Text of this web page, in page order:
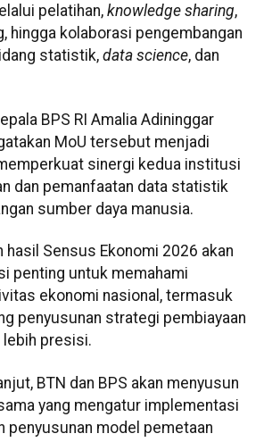
pelatihan, knowledge sharing,
hingga kolaborasi pengembangan
statistik, data science, dan
BPS RI Amalia Adininggar
MoU tersebut menjadi
sinergi kedua institusi
dan pemanfaatan data statistik
sumber daya manusia.
hasil Sensus Ekonomi 2026 akan
penting untuk memahami
ekonomi nasional, termasuk
penyusunan strategi pembiayaan
lebih presisi.
BTN dan BPS akan menyusun
yang mengatur implementasi
penyusunan model pemetaan